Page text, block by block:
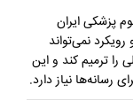
پزشکی ایران
نمی‌تواند
را ترمیم کند و این
رسانه‌ها نیاز دارد.